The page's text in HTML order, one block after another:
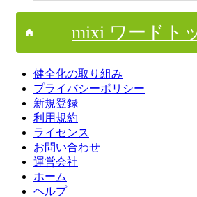
mixi ワードト
健全化の取り組み
プライバシーポリシー
新規登録
利用規約
ライセンス
お問い合わせ
運営会社
ホーム
ヘルプ